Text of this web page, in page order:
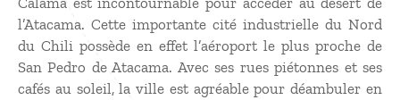
l’Atacama. Cette importante cité industrielle du Nord
du Chili possède en effet l’aéroport le plus proche de
San Pedro de Atacama. Avec ses rues piétonnes et ses
cafés au soleil, la ville est agréable pour déambuler en